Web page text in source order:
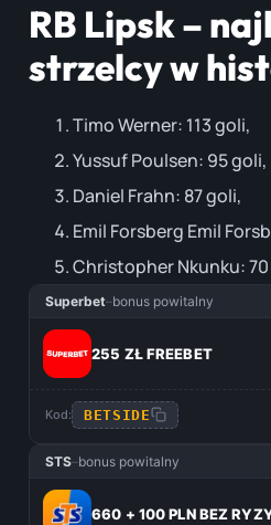
RB Lipsk –
strzelcy w
Timo Werner: 113 goli,
Yussuf Poulsen: 95 goli,
Daniel Frahn: 87 goli,
Emil Forsberg Emil
Christopher Nkunku:
Superbet–bonus powitalny
255 ZŁ FREEBET
Kod: BETSIDE
STS–bonus powitalny
660 + 100 PLN BEZ